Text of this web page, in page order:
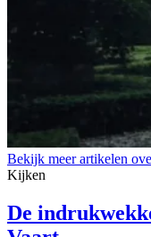
Bekijk meer artikelen
Kijken
De